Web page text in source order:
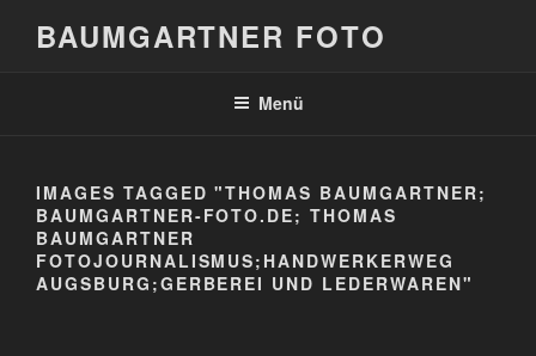
BAUMGARTNER FOTO
Menü
IMAGES TAGGED "THOMAS BAUMGARTNER;
BAUMGARTNER-FOTO.DE; THOMAS
BAUMGARTNER
FOTOJOURNALISMUS;HANDWERKERWEG
AUGSBURG;GERBEREI UND LEDERWAREN"